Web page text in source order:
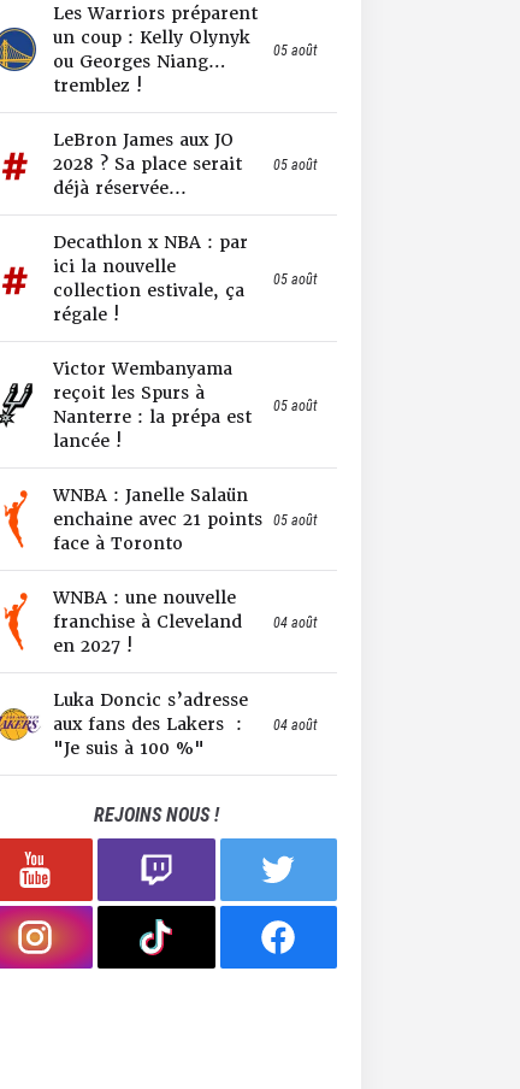
Les Warriors préparent
un coup : Kelly Olynyk
ou Georges Niang…
tremblez !
05 août
LeBron James aux JO
2028 ? Sa place serait
déjà réservée...
05 août
Decathlon x NBA : par
ici la nouvelle
collection estivale, ça
régale !
05 août
Victor Wembanyama
reçoit les Spurs à
Nanterre : la prépa est
lancée !
05 août
WNBA : Janelle Salaün
enchaine avec 21 points
face à Toronto
05 août
WNBA : une nouvelle
franchise à Cleveland
en 2027 !
04 août
Luka Doncic s’adresse
aux fans des Lakers :
"Je suis à 100 %"
04 août
REJOINS NOUS !